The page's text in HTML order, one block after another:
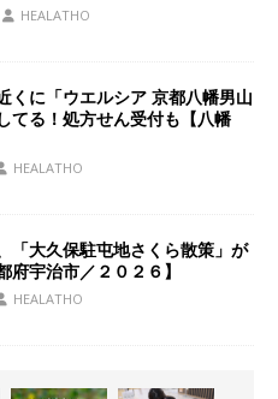
HEALATHO
くに「ウエルシア 京都八幡男山
てる！処方せん受付も【八幡
HEALATHO
「大久保駐屯地さくら散策」が
府宇治市／２０２６】
HEALATHO